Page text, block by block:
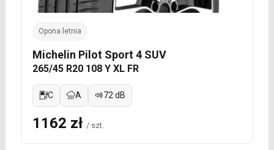
Opona letnia
Michelin Pilot Sport 4 SUV
265/45 R20 108 Y XL FR
C A 72 dB
1162 zł / szt.